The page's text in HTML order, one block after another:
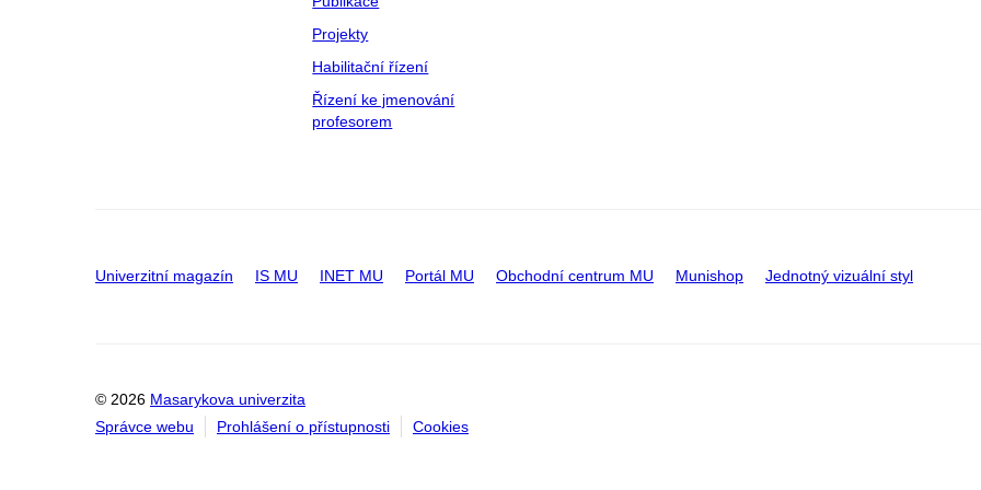
Projekty
Habilitační řízení
Řízení ke jmenování
profesorem
Univerzitní magazín IS MU INET MU Portál MU Obchodní centrum MU Munishop Jednotný vizuální styl
© 2026 Masarykova univerzita
Správce webu
Prohlášení o přístupnosti Cookies